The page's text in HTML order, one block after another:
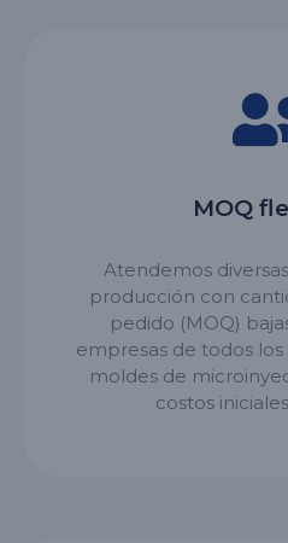
MOQ
Atendemos
producción con
pedido (MOQ)
empresas de todos
moldes de
costos